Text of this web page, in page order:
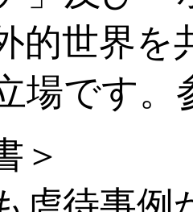
的世界を
場です
＞